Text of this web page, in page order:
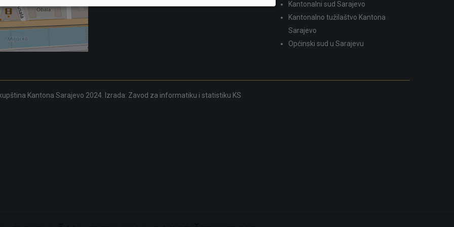
Kantonalni sud Sarajevo
Kantonalno tužilaštvo Kantona
Sarajevo
Općinski sud u Sarajevu
Kantona Sarajevo 2024. Izrada: Zavod za informatiku i statistiku KS